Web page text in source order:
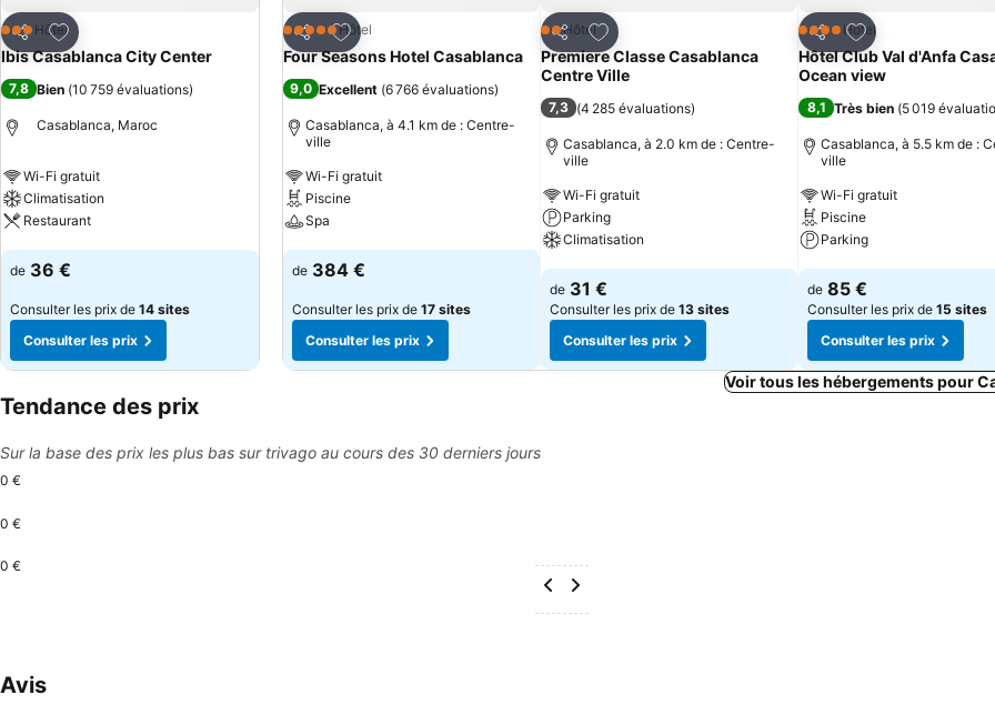
Partager
Ajouter à mes favoris
3 ÉtoilesHôtel
Ibis Casablanca City Center
7,8 Bien (10 759 évaluations)
Casablanca, Maroc
Wi-Fi gratuit
Climatisation
Restaurant
Consulter les prix
de 36 €
Consulter les prix de 14 sites
Consulter les prix
Partager
Ajouter à mes favoris
5 Étoiles Hôtel
Four Seasons Hotel Casablanca
9,0 Excellent (6 766 évaluations)
Casablanca, à 4.1 km de : Centre-
ville
Wi-Fi gratuit
Piscine
Spa
Consulter les prix
de 384 €
Consulter les prix de 17 sites
Consulter les prix
Partager
Ajouter à mes favoris
2 Étoiles
Hôtel
Premiere Classe Casablanca
Centre Ville
7,3 (4 285 évaluations)
Casablanca, à 2.0 km de : Centre-
ville
Wi-Fi gratuit
Parking
Climatisation
Consulter les prix
de 31 €
Consulter les prix de 13 sites
Consulter les prix
Partager
Ajouter à mes
4 ÉtoilesHôtel
Hôtel Club Val d'Anfa
Ocean view
8,1 Très bien (5 019
Casablanca, à 5.5 km de :
ville
Wi-Fi gratuit
Piscine
Parking
Consulter les prix
de 85 €
Consulter les prix de 15 sites
Consulter les prix
Voir tous les hébergements pour
Tendance des prix
Sur la base des prix les plus bas sur trivago au cours des 30 derniers jours
0 €
0 €
0 €
Avis